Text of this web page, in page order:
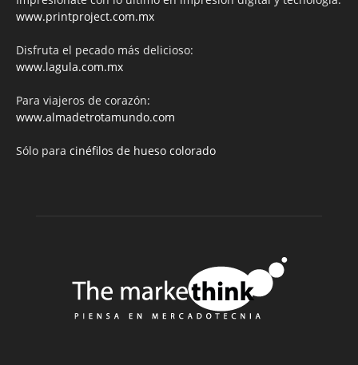
www.printproject.com.mx
Disfruta el pecado más delicioso:
www.lagula.com.mx
Para viajeros de corazón:
www.almadetrotamundo.com
Sólo para cinéfilos de hueso colorado